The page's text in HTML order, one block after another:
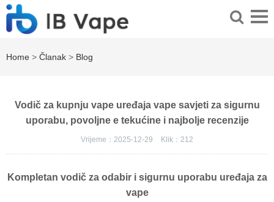
Home > Članak > Blog
Vodič za kupnju vape uređaja vape savjeti za sigurnu
uporabu, povoljne e tekućine i najbolje recenzije
Vrijeme：2025-12-29 Klik： 212
Kompletan vodič za odabir i sigurnu uporabu uređaja za
vape